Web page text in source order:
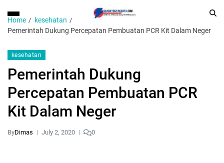
Home
kesehatan
Pemerintah Dukung Percepatan Pembuatan PCR Kit Dalam Neger
kesehatan
Pemerintah Dukung
Percepatan Pembuatan PCR
Kit Dalam Neger
ByDimas July 2, 2020 0